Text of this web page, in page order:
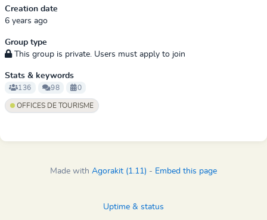
Creation date
6 years ago
Group type
This group is private. Users must apply to join
Stats & keywords
136 98 0
OFFICES DE TOURISME
Made with Agorakit (1.11) - Embed this page
Uptime & status